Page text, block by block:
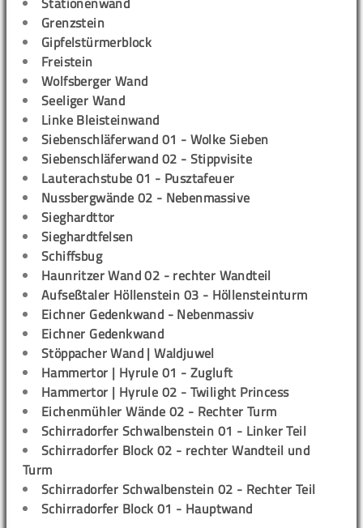
Grenzstein
Gipfelstürmerblock
Freistein
Wolfsberger Wand
Seeliger Wand
Linke Bleisteinwand
Siebenschläferwand 01 - Wolke Sieben
Siebenschläferwand 02 - Stippvisite
Lauterachstube 01 - Pusztafeuer
Nussbergwände 02 - Nebenmassive
Sieghardttor
Sieghardtfelsen
Schiffsbug
Haunritzer Wand 02 - rechter Wandteil
Aufseßtaler Höllenstein 03 - Höllensteinturm
Eichner Gedenkwand - Nebenmassiv
Eichner Gedenkwand
Stöppacher Wand | Waldjuwel
Hammertor | Hyrule 01 - Zugluft
Hammertor | Hyrule 02 - Twilight Princess
Eichenmühler Wände 02 - Rechter Turm
Schirradorfer Schwalbenstein 01 - Linker Teil
Schirradorfer Block 02 - rechter Wandteil und
Turm
Schirradorfer Schwalbenstein 02 - Rechter Teil
Schirradorfer Block 01 - Hauptwand